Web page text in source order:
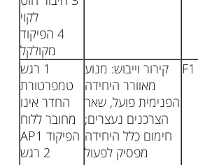
לקוי
4 הפיקוד
מקולקל
F1
קירור וייבוש: מנוע
מאוורר היחידה
הפנימית פועל, שאר
הצרכנים נעצרים;
חימום כלל היחידה
מפסיק לפעול
1 רגש
טמפרטורת
החדר אינו
מחובר ללוח
הפיקוד AP1
2 רגש